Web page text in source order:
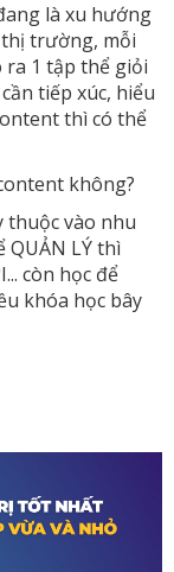
là xu hướng
thị trường, mỗi
ra 1 tập thể giỏi
tiếp xúc, hiểu
thì có thể
không?
thuộc vào nhu
QUẢN LÝ thì
còn học để
khóa học bây